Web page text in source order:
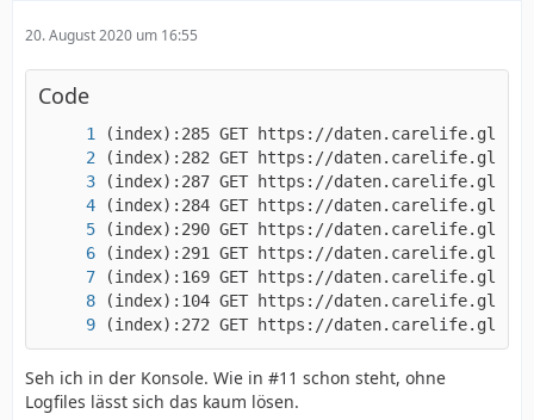
20. August 2020 um 16:55
Code
(index):272 GET https://daten.carelife.global/
Seh ich in der Konsole. Wie in #11 schon steht, ohne
Logfiles lässt sich das kaum lösen.